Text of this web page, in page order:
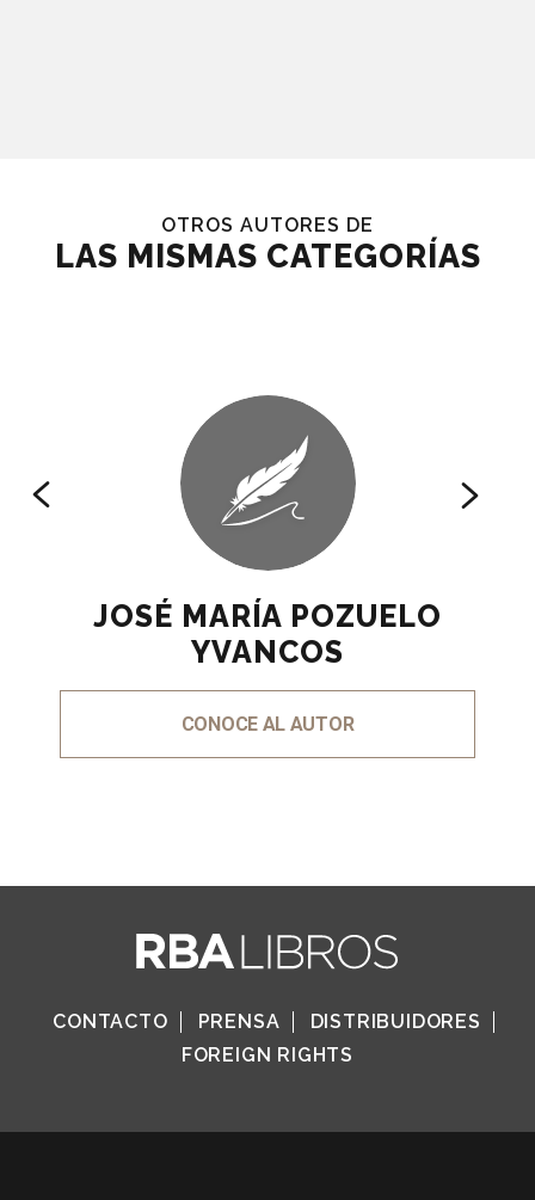
OTROS AUTORES DE
LAS MISMAS CATEGORÍAS
JOSÉ MARÍA POZUELO
YVANCOS
CONOCE AL AUTOR
CONTACTO PRENSA
DISTRIBUIDORES
FOREIGN RIGHTS